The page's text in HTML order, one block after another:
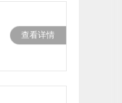
查看详情